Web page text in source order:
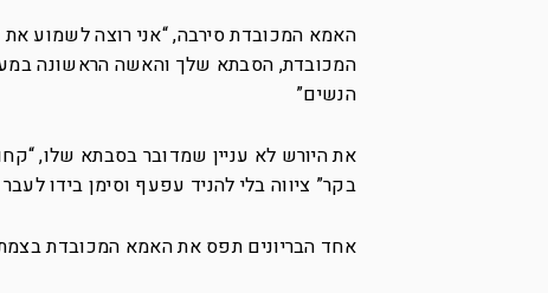
האמא המכובדת סירבה, “אני רוצה לשמוע
המכובדת, הסבתא שלך והאשה הראשונה
הנשים”
בקר” ציווה בלי להניד עפעף וסימן בידו
אחד הבריונים תפס את האמא המכובדת